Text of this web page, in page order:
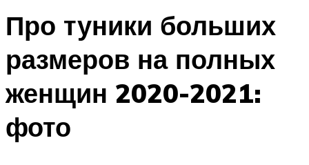
Про туники больших
размеров на полных
женщин 2020-2021:
фото